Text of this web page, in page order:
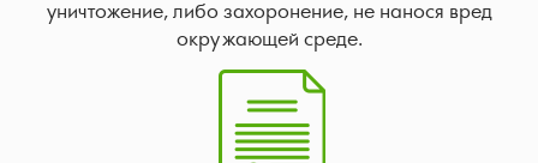
уничтожение, либо захоронение, не нанося вред
окружающей среде.